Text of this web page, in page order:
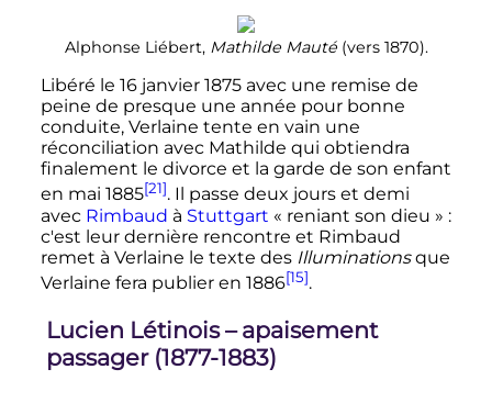
Alphonse Liébert, Mathilde Mauté(vers 1870).
Libéré le 16 janvier 1875avec une remise de
peine de presque une année pour bonne
conduite, Verlaine tente en vain une
réconciliation avec Mathilde qui obtiendra
finalement le divorce et la garde de son enfant
en mai 1885[21]. Il passe deux jours et demi
avec Rimbaud à Stuttgart « reniant son dieu » :
c'est leur dernière rencontre et Rimbaud
remet à Verlaine le texte des Illuminationsque
Verlaine fera publier en 1886[15].
Lucien Létinois – apaisement
passager (1877-1883)